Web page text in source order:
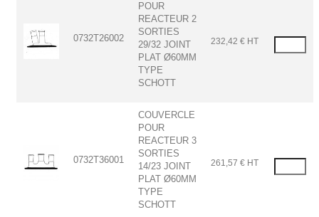
0732T26002
POUR
REACTEUR 2
SORTIES
29/32 JOINT
PLAT Ø60MM
TYPE
SCHOTT
232,42 € HT
0732T36001
COUVERCLE
POUR
REACTEUR 3
SORTIES
14/23 JOINT
PLAT Ø60MM
TYPE
SCHOTT
261,57 € HT